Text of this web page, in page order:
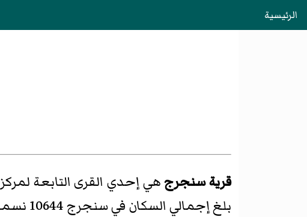
الرئيسية
قرية سنجرجهي إحدي القرى التابعة لمركز
بلغ إجمالي السكان في سنجرج 10644 نسمة، منهم 5494 رجل و5150 امرأة.